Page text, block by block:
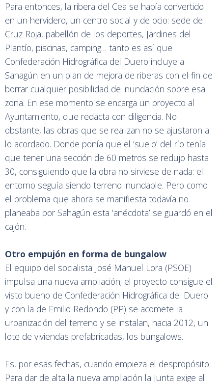
Para entonces, la ribera del Cea se había convertido
en un hervidero, un centro social y de ocio: sede de
Cruz Roja, pabellón de los deportes, Jardines del
Plantío, piscinas, camping… tanto es así que
Confederación Hidrográfica del Duero incluye a
Sahagún en un plan de mejora de riberas con el fin de
borrar cualquier posibilidad de inundación sobre esa
zona. En ese momento se encarga un proyecto al
Ayuntamiento, que redacta con diligencia. No
obstante, las obras que se realizan no se ajustaron a
lo acordado. Donde ponía que el ‘suelo’ del río tenía
que tener una sección de 60 metros se redujo hasta
30, consiguiendo que la obra no sirviese de nada: el
entorno seguía siendo terreno inundable. Pero como
el problema que ahora se manifiesta todavía no
planeaba por Sahagún esta ‘anécdota’ se guardó en el
cajón.
Otro empujón en forma de bungalow
El equipo del socialista José Manuel Lora (PSOE)
impulsa una nueva ampliación; el proyecto consigue el
visto bueno de Confederación Hidrográfica del Duero
y con la de Emilio Redondo (PP) se acomete la
urbanización del terreno y se instalan, hacia 2012, un
lote de viviendas prefabricadas, los bungalows.
Es, por esas fechas, cuando empieza el despropósito.
Para dar de alta la nueva ampliación la Junta exige al